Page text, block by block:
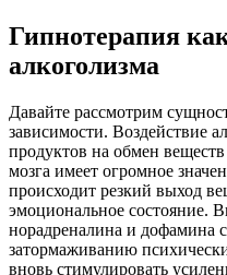
Гипнотерапия
алкоголизма
Давайте рассмотрим
зависимости. Воздействие
продуктов на обмен
мозга имеет огромное
происходит резкий выход
эмоциональное состояние.
норадреналина и дофамина
затормаживанию
вновь стимулировать